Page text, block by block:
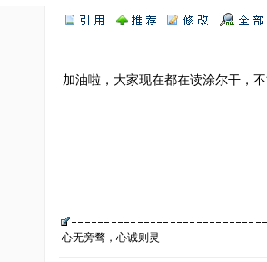
加油啦，大家现在都在读涂尔干，
心无旁骛，心诚则灵